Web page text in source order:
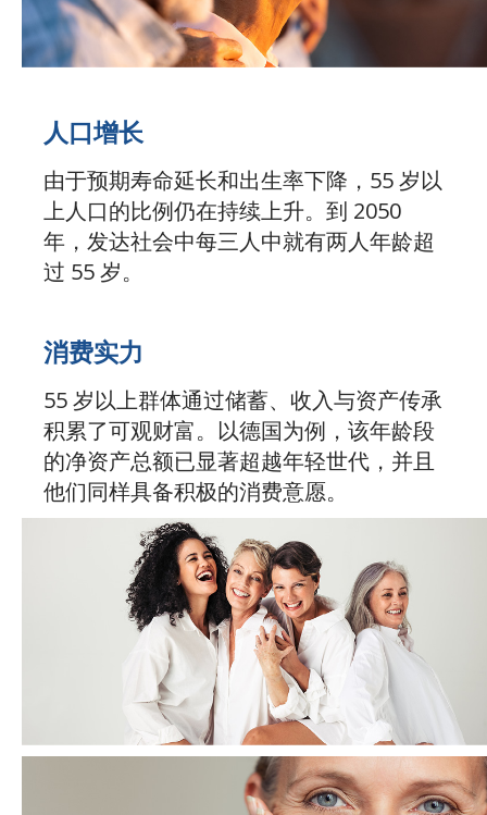
人口增长
由于预期寿命延长和出生率下降，55 岁以
上人口的比例仍在持续上升。到 2050
年，发达社会中每三人中就有两人年龄超
过 55 岁。
消费实力
55 岁以上群体通过储蓄、收入与资产传承
积累了可观财富。以德国为例，该年龄段
的净资产总额已显著超越年轻世代，并且
他们同样具备积极的消费意愿。